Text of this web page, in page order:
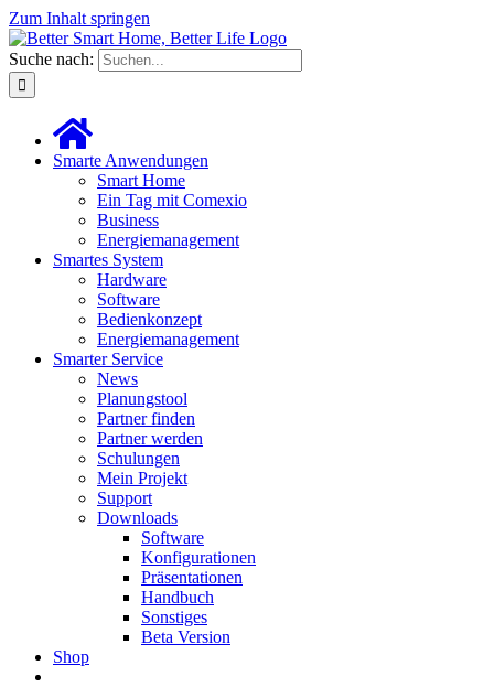
Zum Inhalt springen
Suche nach:
Smarte Anwendungen
Smart Home
Ein Tag mit Comexio
Business
Energiemanagement
Smartes System
Hardware
Software
Bedienkonzept
Energiemanagement
Smarter Service
News
Planungstool
Partner finden
Partner werden
Schulungen
Mein Projekt
Support
Downloads
Software
Konfigurationen
Präsentationen
Handbuch
Sonstiges
Beta Version
Shop